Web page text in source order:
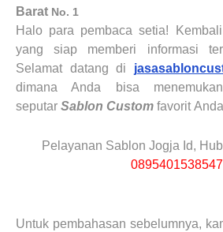
Barat No. 1
Halo para pembaca setia!
yang siap memberi informasi
Selamat datang di
dimana Anda bisa
seputar Sablon Custom favorit
Pelayanan Sablon Jogja Id,
0895401538547
Untuk pembahasan sebelumnya,